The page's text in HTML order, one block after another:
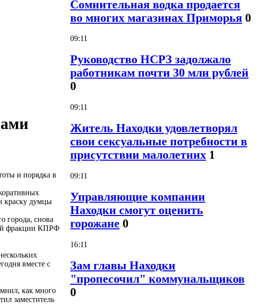
и порядка в
краску думцы
города, снова
фракции КПРФ
вместе с
как много
заместитель
Сомнительная водка продается
во многих магазинах Приморья 0
09:11
Руководство НСРЗ задолжало
работникам почти 30 млн рублей
0
09:11
Житель Находки удовлетворял
свои сексуальные потребности в
присутствии малолетних 1
09:11
Управляющие компании
Находки смогут оценить
горожане 0
16:11
Зам главы Находки
"пропесочил" коммунальщиков
0